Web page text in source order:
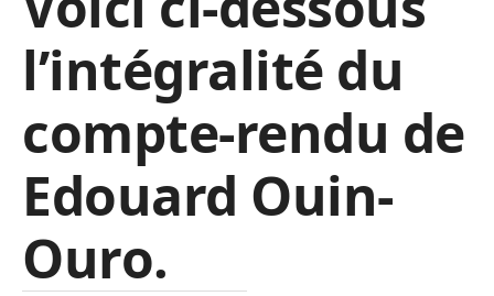
l’intégralité du
compte-rendu de
Edouard Ouin-
Ouro.